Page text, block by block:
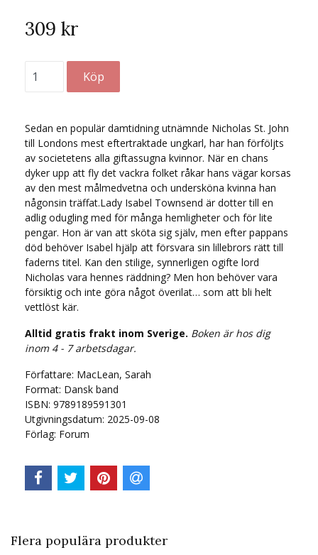
309 kr
Sedan en populär damtidning utnämnde Nicholas St. John
till Londons mest eftertraktade ungkarl, har han förföljts
av societetens alla giftassugna kvinnor. När en chans
dyker upp att fly det vackra folket råkar hans vägar korsas
av den mest målmedvetna och undersköna kvinna han
någonsin träffat.Lady Isabel Townsend är dotter till en
adlig odugling med för många hemligheter och för lite
pengar. Hon är van att sköta sig själv, men efter pappans
död behöver Isabel hjälp att försvara sin lillebrors rätt till
faderns titel. Kan den stilige, synnerligen ogifte lord
Nicholas vara hennes räddning? Men hon behöver vara
försiktig och inte göra något överilat… som att bli helt
vettlöst kär.
Alltid gratis frakt inom Sverige. Boken är hos dig
inom 4 - 7 arbetsdagar.
Författare: MacLean, Sarah
Format: Dansk band
ISBN: 9789189591301
Utgivningsdatum: 2025-09-08
Förlag: Forum
Flera populära produkter